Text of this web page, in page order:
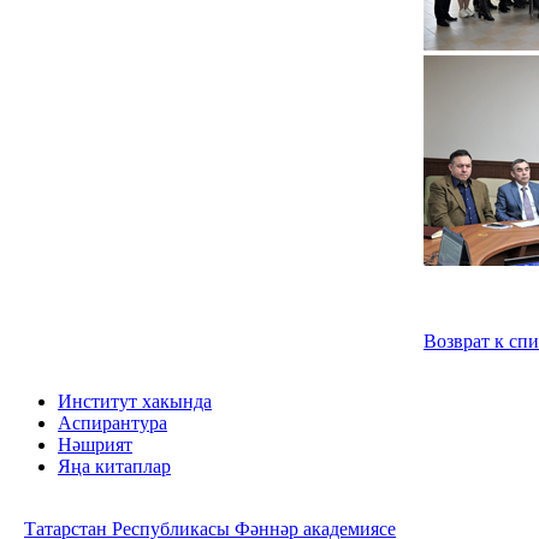
Возврат к
Институт хакында
Аспирантура
Нәшрият
Яңа китаплар
Татарстан Республикасы Фәннәр академиясе